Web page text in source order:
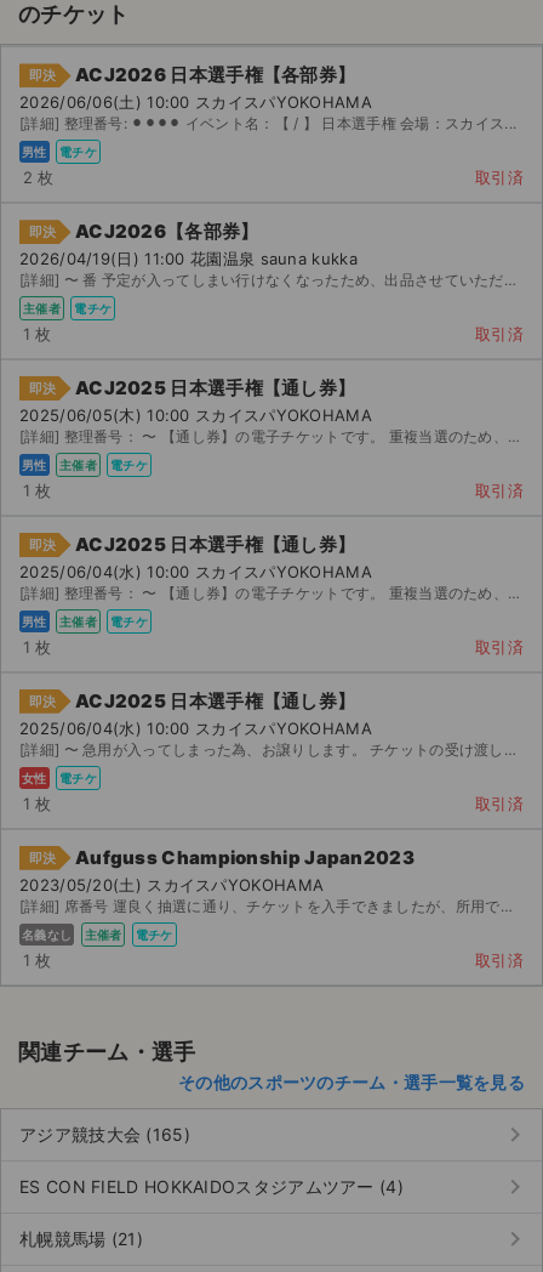
手数料・お支払い方法
AIに質問する
よくある質問
お知らせ
サイト情報
チケットジャム利用規約
プライバシーポリシー
公演登録依頼
不正転売禁止法について
音楽情報
のチケット
即決 ACJ2026 日本選手権【各部券】
2026/06/06(土) 10:00 スカイスパYOKOHAMA
[詳細] 整理番号: ⚫︎⚫︎⚫︎⚫︎ イベント名：【 / 】 日本選手権 会場：スカイス...
男性 電チケ
2 枚 取引済
即決 ACJ2026【各部券】
2026/04/19(日) 11:00 花園温泉 sauna kukka
[詳細] 〜 番 予定が入ってしまい行けなくなったため、出品させていただきます。 ※こちら...
主催者 電チケ
1 枚 取引済
即決 ACJ2025 日本選手権【通し券】
2025/06/05(木) 10:00 スカイスパYOKOHAMA
[詳細] 整理番号： 〜 【通し券】の電子チケットです。 重複当選のため、出品させていただき...
男性 主催者 電チケ
1 枚 取引済
即決 ACJ2025 日本選手権【通し券】
2025/06/04(水) 10:00 スカイスパYOKOHAMA
[詳細] 整理番号： 〜 【通し券】の電子チケットです。 重複当選のため、出品させていただき...
男性 主催者 電チケ
1 枚 取引済
即決 ACJ2025 日本選手権【通し券】
2025/06/04(水) 10:00 スカイスパYOKOHAMA
[詳細] 〜 急用が入ってしまった為、お譲りします。 チケットの受け渡しには「 ...
女性 電チケ
1 枚 取引済
即決 Aufguss Championship Japan2023
2023/05/20(土) スカイスパYOKOHAMA
[詳細] 席番号 運良く抽選に通り、チケットを入手できましたが、所用で参加できなさそうなので、お譲...
名義なし 主催者 電チケ
1 枚 取引済
関連チーム・選手
その他のスポーツのチーム・選手一覧を見る
アジア競技大会 (165) keyboard_arrow_right
ES CON FIELD HOKKAIDOスタジアムツアー (4) keyboard_arrow_right
札幌競馬場 (21) keyboard_arrow_right